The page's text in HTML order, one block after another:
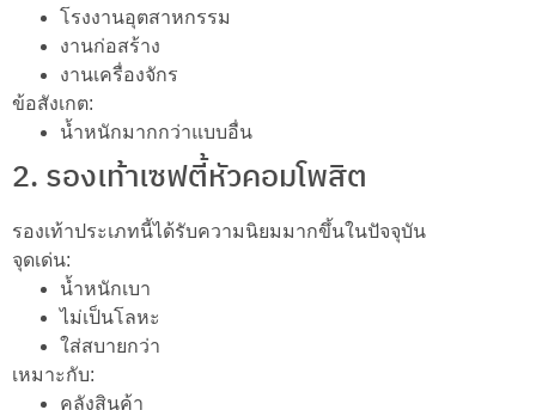
โรงงานอุตสาหกรรม
งานก่อสร้าง
งานเครื่องจักร
ข้อสังเกต:
น้ำหนักมากกว่าแบบอื่น
2. รองเท้าเซฟตี้หัวคอมโพสิต
รองเท้าประเภทนี้ได้รับความนิยมมากขึ้นในปัจจุบัน
จุดเด่น:
น้ำหนักเบา
ไม่เป็นโลหะ
ใส่สบายกว่า
เหมาะกับ:
คลังสินค้า